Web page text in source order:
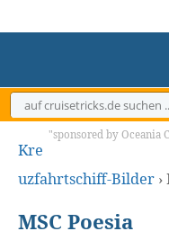
"sponsored by Oceania
Kre
uzfahrtschiff-Bilder ›
MSC Poesia